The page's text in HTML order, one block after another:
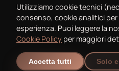
Cookie Policy
Utilizziamo cookie tecnici
consenso, cookie analitici per
esperienza. Puoi leggere la
Cookie Policy per maggiori
Accetta tutti Solo